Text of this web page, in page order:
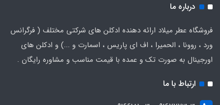
درباره ما
فروشگاه عطر میلاد ارائه دهنده ادکلن های شرکتی مختلف ( فرگرانس
ورد ، روونا ، الحمیرا ، اف ای پاریس ، اسمارت و ...) و ادکلن های
اورجینال به صورت تک و عمده با قیمت مناسب و مشاوره رایگان .
ارتباط با ما